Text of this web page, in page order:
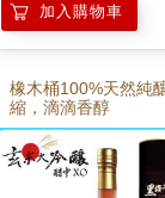
加入購物車
橡木桶100%天然純
縮，滴滴香醇